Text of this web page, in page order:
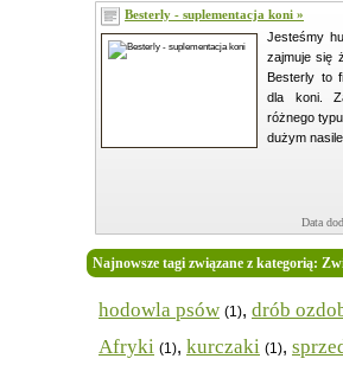
Besterly - suplementacja koni »
Jesteśmy
zajmuje się
Besterly to
dla koni.
różnego
dużym
Data
Najnowsze tagi związane z kategorią:
hodowla psów (1), drób
Afryki (1), kurczaki (1),